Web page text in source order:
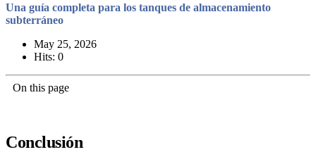
Una guía completa para los tanques de almacenamiento
subterráneo
May 25, 2026
Hits: 0
On this page
Conclusión